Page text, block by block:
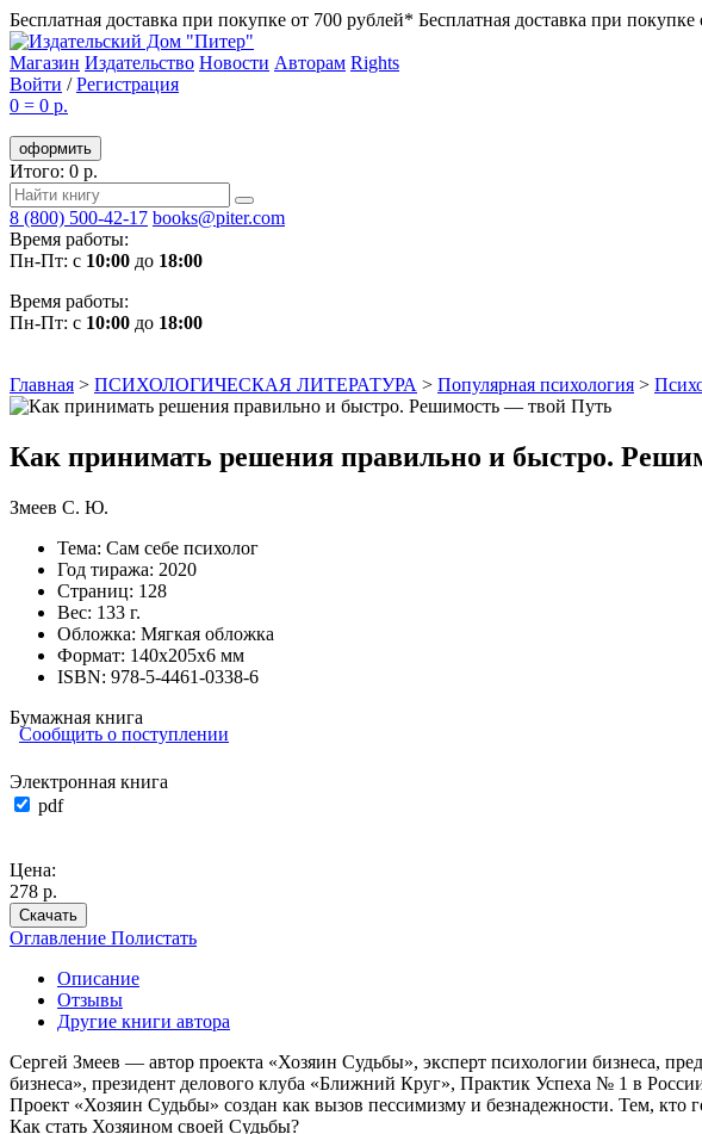
Бесплатная доставка при покупке от 700 рублей* Бесплатная доставка при
Магазин Издательство Новости Авторам Rights
Войти /Регистрация
0 = 0 р.
оформить
Итого: 0 р.
8 (800) 500-42-17 books@piter.com
Время работы:
Пн-Пт: с 10:00 до 18:00
Время работы:
Пн-Пт: с 10:00 до 18:00
Главная > ПСИХОЛОГИЧЕСКАЯ ЛИТЕРАТУРА > Популярная психология >
Как принимать решения правильно и быстро.
Змеев С. Ю.
Тема: Сам себе психолог
Год тиража: 2020
Страниц: 128
Вес: 133 г.
Обложка: Мягкая обложка
Формат: 140х205х6 мм
ISBN: 978-5-4461-0338-6
Бумажная книга
Сообщить о поступлении
Электронная книга
pdf
Цена:
278 р.
Скачать
Оглавление Полистать
Описание
Отзывы
Другие книги автора
Сергей Змеев — автор проекта «Хозяин Судьбы», эксперт психологии бизнеса,
бизнеса», президент делового клуба «Ближний Круг», Практик Успеха № 1 в
Проект «Хозяин Судьбы» создан как вызов пессимизму и безнадежности. Тем,
Как стать Хозяином своей Судьбы?